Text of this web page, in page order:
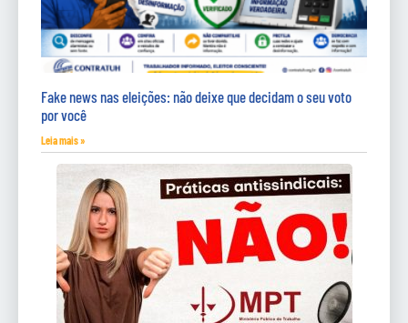
Fake news nas eleições: não deixe que decidam o seu voto
por você
Leia mais »